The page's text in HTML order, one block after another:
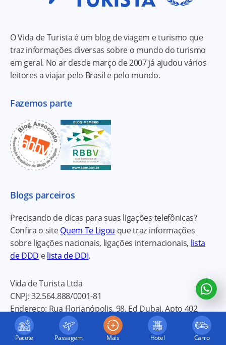
O Vida de Turista é um blog de viagem e turismo que
traz informações diversas sobre o mundo do turismo
em geral. No ar desde março de 2007 já ajudou vários
leitores a viajar pelo Brasil e pelo mundo.
Fazemos parte
Blogs parceiros
Precisando de dicas para suas ligações telefônicas?
Confira o siteQuem Te Ligou que traz informações
sobre ligações nacionais, ligações internacionais, lista
de DDD elista de DDI.
Vida de Turista Ltda
CNPJ:32.564.888/0001-81
Endereço: Rua Florianópolis, 98, Ed Dubai, Apto 402
89120-000
Timbó, SC, Brasil
Tel:+55 (47) 3380-8263
Pacote Passagem Hotel Carro
Mais